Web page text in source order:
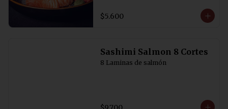
$5.600
Sashimi Salmon 8 Cortes
8 Laminas de salmón